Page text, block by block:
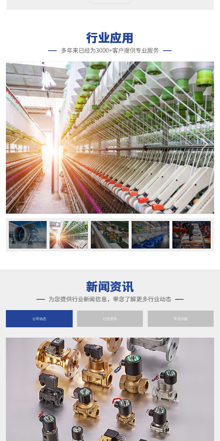
公司动态 行业资讯 常见问题